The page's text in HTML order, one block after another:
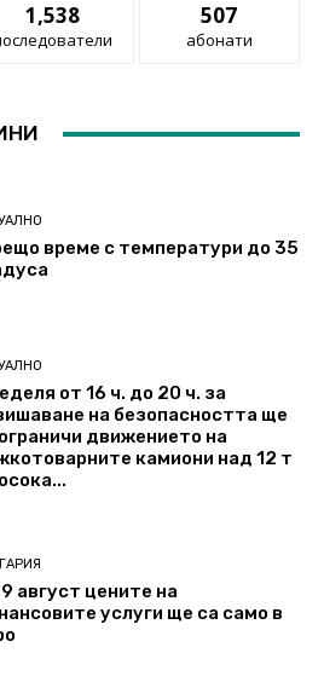
1,538 507
абонати
време с температури до 35
от 16 ч. до 20 ч. за
на безопасността ще
движението на
камиони над 12 т
август цените на
услуги ще са само в